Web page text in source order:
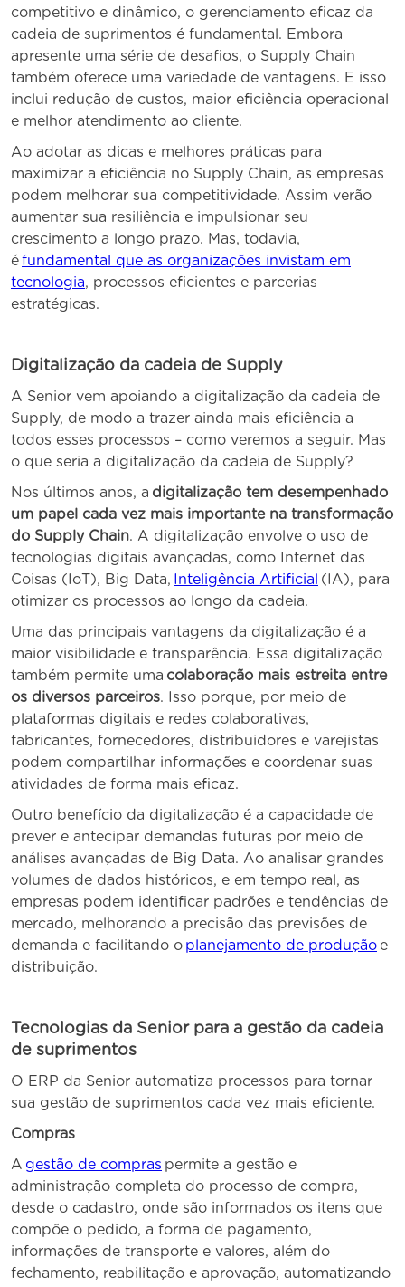
competitivo e dinâmico, o gerenciamento eficaz da
cadeia de suprimentos é fundamental. Embora
apresente uma série de desafios, o Supply Chain
também oferece uma variedade de vantagens. E isso
inclui redução de custos, maior eficiência operacional
e melhor atendimento ao cliente.
Ao adotar as dicas e melhores práticas para
maximizar a eficiência no Supply Chain, as empresas
podem melhorar sua competitividade. Assim verão
aumentar sua resiliência e impulsionar seu
crescimento a longo prazo. Mas, todavia,
éfundamental que as organizações invistam em
tecnologia, processos eficientes e parcerias
estratégicas.
Digitalização da cadeia de Supply
A Senior vem apoiando a digitalização da cadeia de
Supply, de modo a trazer ainda mais eficiência a
todos esses processos – como veremos a seguir. Mas
o que seria a digitalização da cadeia de Supply?
Nos últimos anos, a digitalização tem desempenhado
um papel cada vez mais importante na transformação
do Supply Chain. A digitalização envolve o uso de
tecnologias digitais avançadas, como Internet das
Coisas (IoT), Big Data,
Inteligência Artificial (IA), para
otimizar os processos ao longo da cadeia.
Uma das principais vantagens da digitalização é a
maior visibilidade e transparência. Essa digitalização
também permite uma colaboração mais estreita entre
os diversos parceiros. Isso porque, por meio de
plataformas digitais e redes colaborativas,
fabricantes, fornecedores, distribuidores e varejistas
podem compartilhar informações e coordenar suas
atividades de forma mais eficaz.
Outro benefício da digitalização é a capacidade de
prever e antecipar demandas futuras por meio de
análises avançadas de Big Data. Ao analisar grandes
volumes de dados históricos, e em tempo real, as
empresas podem identificar padrões e tendências de
mercado, melhorando a precisão das previsões de
demanda e facilitando o planejamento de produção e
distribuição.
Tecnologias da Senior para a gestão da cadeia
de suprimentos
O ERP da Senior automatiza processos para tornar
sua gestão de suprimentos cada vez mais eficiente.
Compras
A gestão de compras permite a gestão e
administração completa do processo de compra,
desde o cadastro, onde são informados os itens que
compõe o pedido, a forma de pagamento,
informações de transporte e valores, além do
fechamento, reabilitação e aprovação, automatizando